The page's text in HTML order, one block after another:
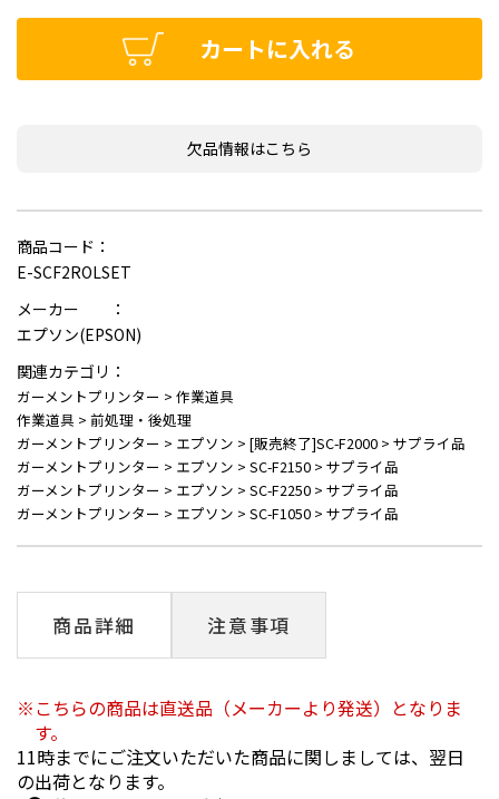
カートに入れる
欠品情報はこちら
商品コード：
E-SCF2ROLSET
メーカー ：
エプソン(EPSON)
関連カテゴリ：
ガーメントプリンター > 作業道具
作業道具 > 前処理・後処理
ガーメントプリンター > エプソン > [販売終了]SC-F2000 > サプライ品
ガーメントプリンター > エプソン > SC-F2150 > サプライ品
ガーメントプリンター > エプソン > SC-F2250 > サプライ品
ガーメントプリンター > エプソン > SC-F1050 > サプライ品
商品詳細 注意事項
こちらの商品は直送品（メーカーより発送）となりま
す。
11時までにご注文いただいた商品に関しましては、翌日
の出荷となります。